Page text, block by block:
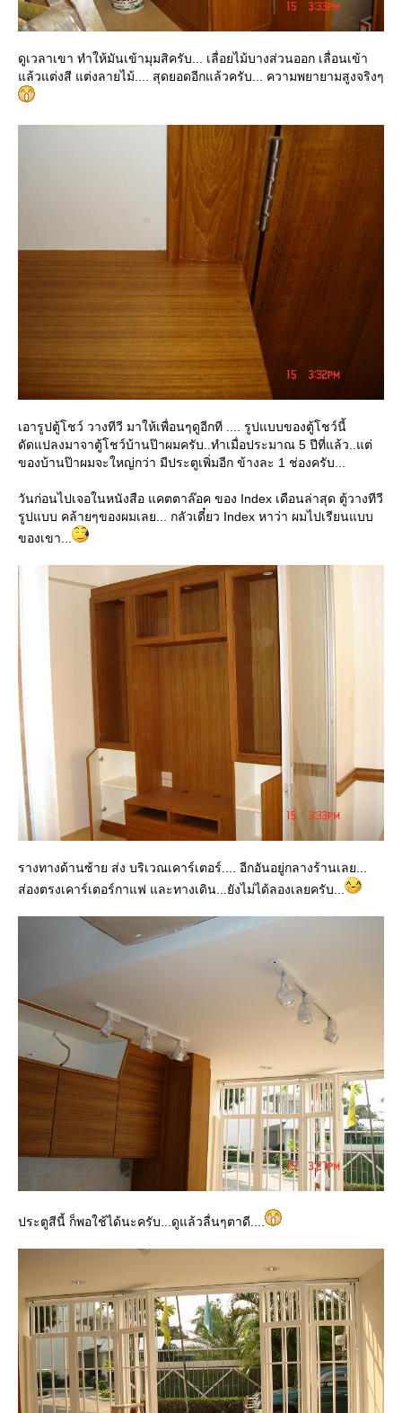
ดูเวลาเขา ทำให้มันเข้ามุมสิครับ... เลื่อยไม้บางส่วนออก เลื่อนเข้า
ล้วแต่งสี แต่งลายไม้.... สุดยอดอีกแล้วครับ... ความพยายามสูงจริงๆ
เอารูปตู้โชว์ วางทีวี มาให้เพื่อนๆดูอีกที .... รูปแบบของตู้โชว์นี้
ดัดแปลงมาจาตู้โชว์บ้านป๊าผมครับ..ทำเมื่อประมาณ 5 ปีที่แล้ว..แต่
ของบ้านป๊าผมจะใหญ่กว่า มีประตูเพิ่มอีก ข้างละ 1 ช่องครับ...
วันก่อนไปเจอในหนังสือ แคตตาล๊อค ของ Index เดือนล่าสุด ตู้วางทีวี
รูปแบบ คล้ายๆของผมเลย... กลัวเดี๋ยว Index หาว่า ผมไปเรียนแบบ
ของเขา...
รางทางด้านซ้าย ส่ง บริเวณเคาร์เตอร์.... อีกอันอยู่กลางร้านเลย...
ส่องตรงเคาร์เตอร์กาแฟ และทางเดิน...ยังไม่ได้ลองเลยครับ...
ประตูสีนี้ ก็พอใช้ได้นะครับ...ดูแล้วลื่นๆตาดี....